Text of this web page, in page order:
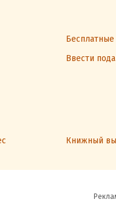
Бесплатные
Ввести
Книжный